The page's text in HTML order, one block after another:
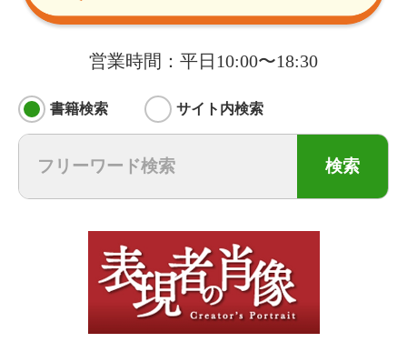
営業時間：平日10:00〜18:30
書籍検索 サイト内検索
検索